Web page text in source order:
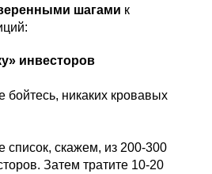
шагами к
инвесторов
бойтесь, никаких кровавых
список, скажем, из 200-300
Затем тратите 10-20